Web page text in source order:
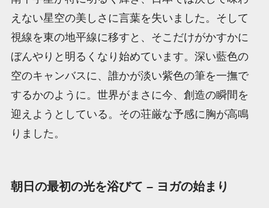
えない星空の美しさに言葉を失いました。そして
視線を東の地平線に移すと、そこだけがかすかに
ぼんやりと明るくなり始めています。深い藍色の
空のキャンバスに、誰かが淡い紫色の筆を一撫で
するかのように。世界がまさに今、創造の瞬間を
迎えようとしている。その荘厳な予感に胸が高鳴
りました。
朝日の最初の光を浴びて – ヨガの始まり